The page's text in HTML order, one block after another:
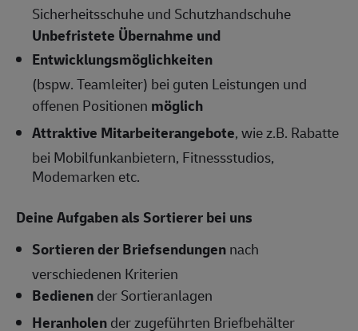
Sicherheitsschuhe und Schutzhandschuhe
Unbefristete Übernahme und
Entwicklungsmöglichkeiten
(bspw. Teamleiter) bei guten Leistungen und
offenen Positionen möglich
Attraktive Mitarbeiterangebote, wie z.B. Rabatte
bei Mobilfunkanbietern, Fitnessstudios,
Modemarken etc.
Deine Aufgaben als Sortierer bei uns
Sortieren der Briefsendungennach
verschiedenen Kriterien
Bedienender Sortieranlagen
Heranholender zugeführten Briefbehälter